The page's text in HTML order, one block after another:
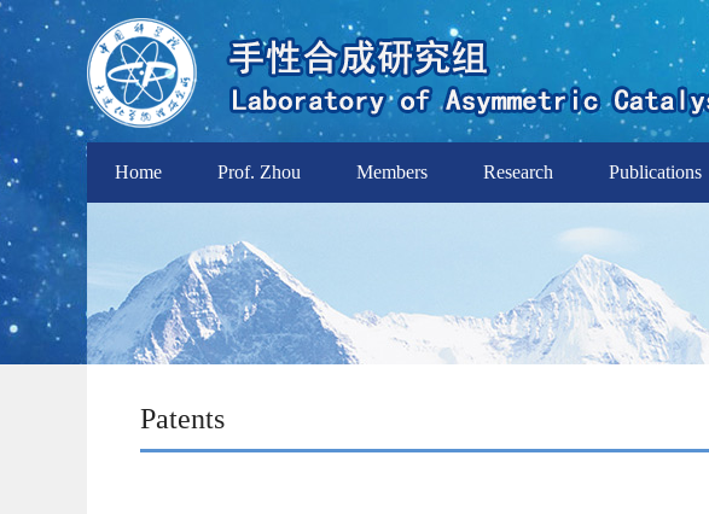
Home Prof. Zhou Members Research Publications
Patents